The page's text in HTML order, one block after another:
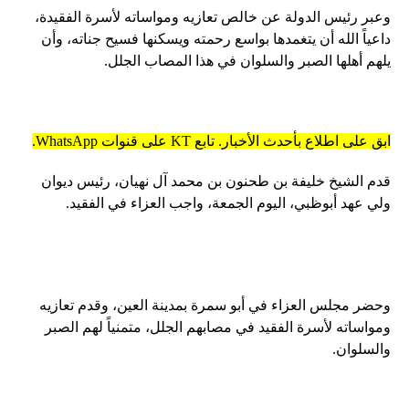
وعبر رئيس الدولة عن خالص تعازيه ومواساته لأسرة الفقيدة،
داعياً الله أن يتغمدها بواسع رحمته ويسكنها فسيح جناته، وأن
يلهم أهلها الصبر والسلوان في هذا المصاب الجلل.
ابق على اطلاع بأحدث الأخبار. تابع KT على قنوات WhatsApp.
قدم الشيخ خليفة بن طحنون بن محمد آل نهيان، رئيس ديوان
ولي عهد أبوظبي، اليوم الجمعة، واجب العزاء في الفقيد.
وحضر مجلس العزاء في أبو سمرة بمدينة العين، وقدم تعازيه
ومواساته لأسرة الفقيد في مصابهم الجلل، متمنياً لهم الصبر
والسلوان.